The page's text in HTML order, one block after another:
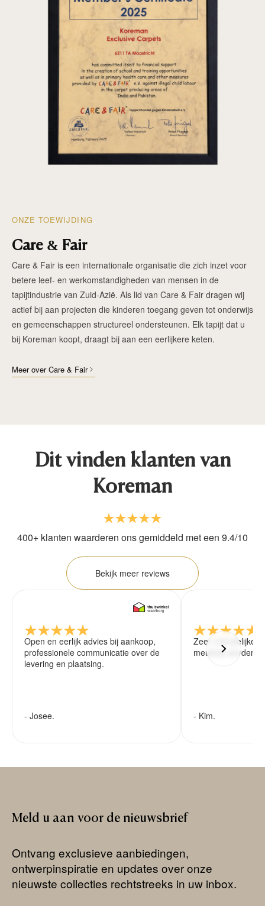
ONZE TOEWIJDING
Care & Fair
Care & Fair is een internationale organisatie die zich inzet voor
betere leef- en werkomstandigheden van mensen in de
tapijtindustrie van Zuid-Azië. Als lid van Care & Fair dragen wij
actief bij aan projecten die kinderen toegang geven tot onderwijs
en gemeenschappen structureel ondersteunen. Elk tapijt dat u
bij Koreman koopt, draagt bij aan een eerlijkere keten.
Meer over Care & Fair
Dit vinden klanten van
Koreman
400+ klanten waarderen ons gemiddeld met een 9.4/10
Bekijk meer reviews
Open en eerlijk advies bij aankoop,
professionele communicatie over de
levering en plaatsing.
- Josee.
Zeer vriendelijke
meubels worden
- Kim.
Meld u aan voor de nieuwsbrief
Ontvang exclusieve aanbiedingen,
ontwerpinspiratie en updates over onze
nieuwste collecties rechtstreeks in uw inbox.